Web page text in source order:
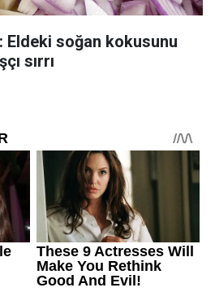
Eldeki soğan kokusunu
sırrı